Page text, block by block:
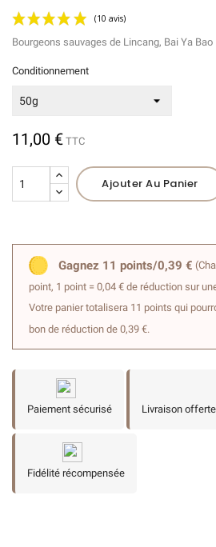
(10 avis)
Bourgeons sauvages de Lincang, Bai Ya Bao
Conditionnement
11,00 € TTC
Ajouter Au Panier
Gagnez 11 points/0,39 €
point, 1 point = 0,04 € de réduction sur
Votre panier totalisera 11 points qui
bon de réduction de 0,39 €.
Paiement sécurisé Livraison
Fidélité récompensée